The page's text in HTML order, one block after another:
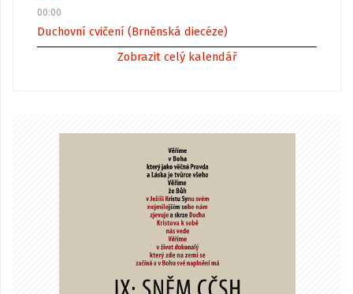
00:00
Duchovní cvičení (Brněnská diecéze)
Zobrazit celý kalendář